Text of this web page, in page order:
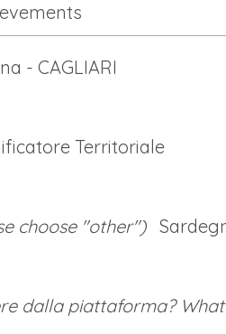
- CAGLIARI
Territoriale
choose "other")
dalla piattaforma?